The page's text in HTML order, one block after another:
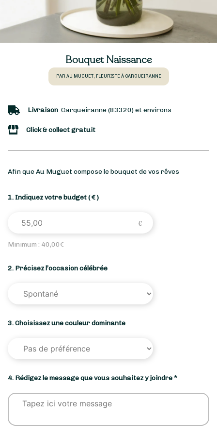
Bouquet Naissance
PAR AU MUGUET, FLEURISTE À CARQUEIRANNE
Livraison Carqueiranne (83320) et environs
Click & collect gratuit
Afin que Au Muguet compose le bouquet de vos rêves
1. Indiquez votre budget( € )
Minimum : 40,00€
2. Précisez l’occasion célébrée
3. Choisissez une couleur dominante
4. Rédigez le message que vous souhaitez y joindre *